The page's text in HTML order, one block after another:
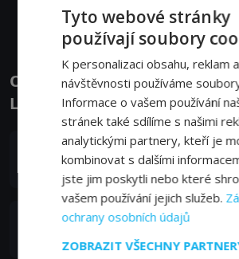
Obsazení filmu nebo pořadu
Lakshmi - Herci a tvůrci
Aishwarya Khare
Lakshmi Rishi Oberoi
Rohit Suchanti
Rishi Oberoi
Tyto webové stránky
používají soubory
K personalizaci obsahu, reklam
návštěvnosti používáme
Informace o vašem používání
stránek také sdílíme s našimi
analytickými partnery, kteří je
kombinovat s dalšími
jste jim poskytli nebo které
vašem používání jejich služeb.
ochrany osobních údajů
ZOBRAZIT VŠECHNY